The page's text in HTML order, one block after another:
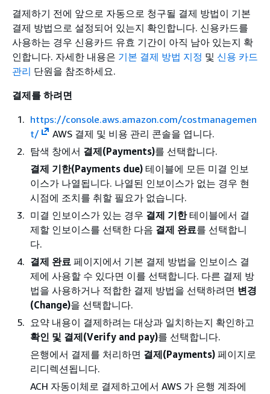
결제하기 전에 앞으로 자동으로 청구될 결제 방법이 기본
결제 방법으로 설정되어 있는지 확인합니다. 신용카드를
사용하는 경우 신용카드 유효 기간이 아직 남아 있는지 확
인합니다. 자세한 내용은 기본 결제 방법 지정 및 신용 카드
관리 단원을 참조하세요.
결제를 하려면
https://console.aws.amazon.com/costmanagemen
t/
AWS 결제 및 비용 관리 콘솔을 엽니다.
탐색 창에서 결제(Payments)를 선택합니다.
결제 기한(Payments due) 테이블에 모든 미결 인보
이스가 나열됩니다. 나열된 인보이스가 없는 경우 현
시점에 조치를 취할 필요가 없습니다.
미결 인보이스가 있는 경우 결제 기한테이블에서 결
제할 인보이스를 선택한 다음 결제 완료를 선택합니
다.
결제 완료 페이지에서 기본 결제 방법을 인보이스 결
제에 사용할 수 있다면 이를 선택합니다. 다른 결제 방
법을 사용하거나 적합한 결제 방법을 선택하려면 변경
(Change)을 선택합니다.
요약 내용이 결제하려는 대상과 일치하는지 확인하고
확인 및 결제(Verify and pay)를 선택합니다.
은행에서 결제를 처리하면 결제(Payments) 페이지로
리디렉션됩니다.
ACH 자동이체로 결제하고에서 AWS 가 은행 계좌에